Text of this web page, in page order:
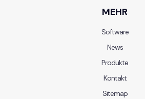
MEHR
Software
News
Produkte
Kontakt
Sitemap